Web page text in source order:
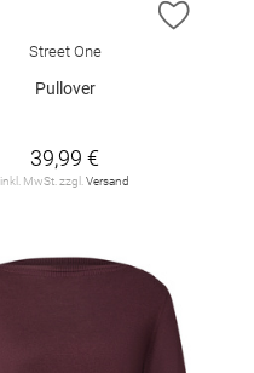
ZUR
Street One
Pullover
39,99 €
inkl. MwSt. zzgl.Versand